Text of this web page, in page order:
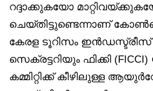
റദ്ദാക്കുകയോ
ചെയ്തിട്ടുണ്ടെന്നാണ്
കേരള ടൂറിസം
സെക്രട്ടറിയും ഫിക്കി
കമ്മിറ്റിക്ക് കീഴിലുള്ള